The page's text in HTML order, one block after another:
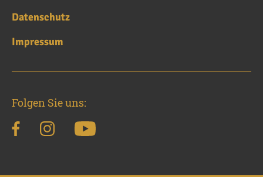
Datenschutz
Impressum
Folgen Sie uns: